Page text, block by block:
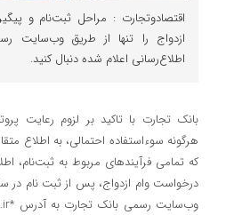
اقتصادوتجارت : مراحل ثبت‌نام و
ازدواج را تنها از طریق وب‌سایت
اطلاع‌رسانی اعلام شده دنبال کنید.
بانک تجارت با تاکید بر لزوم رعایت
هرگونه سوءاستفاده احتمالی، به اطلاع
که تمامی فرآیندهای مربوط به ثبت‌نام،
درخواست وام ازدواج، پس از ثبت نام در